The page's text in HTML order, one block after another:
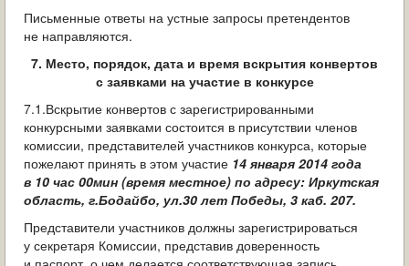
Письменные ответы на устные запросы претендентов
не направляются.
7. Место, порядок, дата и время вскрытия конвертов
с заявками на участие в конкурсе
7.1.Вскрытие конвертов с зарегистрированными
конкурсными заявками состоится в присутствии членов
комиссии, представителей участников конкурса, которые
пожелают принять в этом участие 14 января 2014 года
в 10 час 00мин (время местное) по адресу: Иркутская
область, г.Бодайбо, ул.30 лет Победы, 3 каб. 207.
Представители участников должны зарегистрироваться
у секретаря Комиссии, представив доверенность